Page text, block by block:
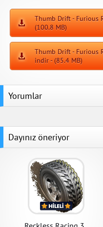
Thumb Drift - Furious
(100.8 MB)
Thumb Drift - Furious
indir - (85.4 MB)
Yorumlar
Dayınız öneriyor